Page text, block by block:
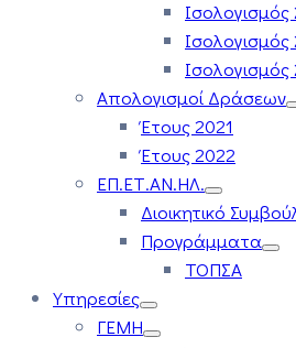
Ισολογισμός
Ισολογισμός
Απολογισμοί Δράσεων
Έτους 2021
Έτους 2022
ΕΠ.ΕΤ.ΑΝ.ΗΛ.
Διοικητικό
Προγράμματα
ΤΟΠΣΑ
Υπηρεσίες
ΓΕΜΗ